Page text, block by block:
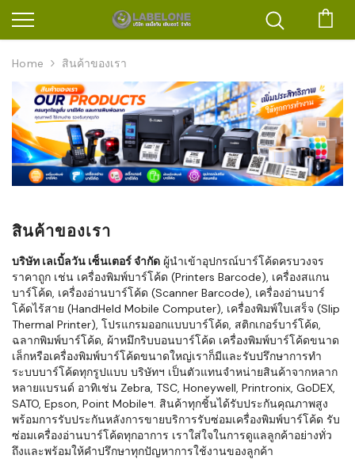
Home สินค้าของเรา
สินค้าของเรา
บริษัท เลเบิ้ลวัน เซ็นเตอร์ จำกัด ผู้นำเข้าอุปกรณ์บาร์โค้ดครบวงจร
ราคาถูก เช่น เครื่องพิมพ์บาร์โค้ด (Printers Barcode), เครื่องสแกน
บาร์โค้ด, เครื่องอ่านบาร์โค้ด (Scanner Barcode), เครื่องอ่านบาร์
โค้ดไร้สาย (HandHeld Mobile Computer), เครื่องพิมพ์ใบเสร็จ (Slip
Thermal Printer), โปรแกรมออกแบบบาร์โค้ด, สติกเกอร์บาร์โค้ด,
ฉลากพิมพ์บาร์โค้ด, ผ้าหมึกริบบอนบาร์โค้ด เครื่องพิมพ์บาร์โค้ดขนาด
เล็กหรือเครื่องพิมพ์บาร์โค้ดขนาดใหญ่เราก็มีและรับปรึกษาการทำ
ระบบบาร์โค้ดทุกรูปแบบ บริษัทฯ เป็นตัวแทนจำหน่ายสินค้าจากหลาก
หลายแบรนด์ อาทิเช่น Zebra, TSC, Honeywell, Printronix, GoDEX,
SATO, Epson, Point Mobileฯ. สินค้าทุกชิ้นได้รับประกันคุณภาพสูง
พร้อมการรับประกันหลังการขายบริการรับซ่อมเครื่องพิมพ์บาร์โค้ด รับ
ซ่อมเครื่องอ่านบาร์โค้ดทุกอาการ เราใส่ใจในการดูแลลูกค้าอย่างทั่ว
ถึงและพร้อมให้คำปรึกษาทุกปัญหาการใช้งานของลูกค้า